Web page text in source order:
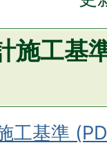
施工基
工基準